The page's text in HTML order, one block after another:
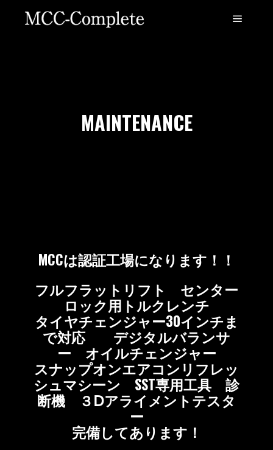
MAINTENANCE
MCCは認証工場になります！！
フルフラットリフト センター
ロック用トルクレンチ
タイヤチェンジャー30インチま
で対応 デジタルバランサ
ー オイルチェンジャー
スナップオンエアコンリフレッ
シュマシーン SST専用工具 診
断機 ３Ⅾアライメントテスタ
ー
完備してあります！